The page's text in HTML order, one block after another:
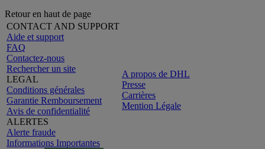
Retour en haut de page
CONTACT AND SUPPORT
Aide et support
FAQ
Contactez-nous
Rechercher un site
LEGAL
Conditions générales
Garantie Remboursement
Avis de confidentialité
ALERTES
Alerte fraude
Informations Importantes
A propos de DHL
Presse
Carrières
Mention Légale